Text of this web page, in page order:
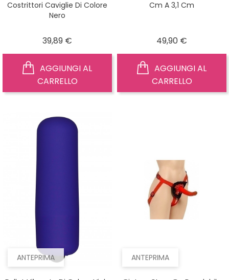
Costrittori Caviglie Di Colore
Nero
39,89 €
CARRELLO
Cm A 3,1 Cm
49,90 €
CARRELLO
ANTEPRIMA ANTEPRIMA